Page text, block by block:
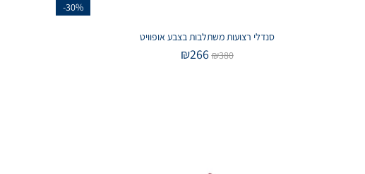
-30%
סנדלי רצועות משתלבות בצבע אופוויט
₪380
₪266